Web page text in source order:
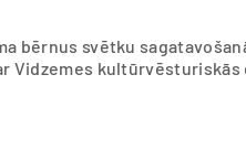
bērnus svētku
Vidzemes kultūrvēsturiskās